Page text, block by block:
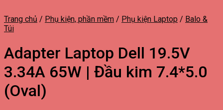
Trang chủ / Phụ kiện, phần mềm / Phụ kiện Laptop / Balo &
Túi
Adapter Laptop Dell 19.5V
3.34A 65W | Đầu kim 7.4*5.0
(Oval)